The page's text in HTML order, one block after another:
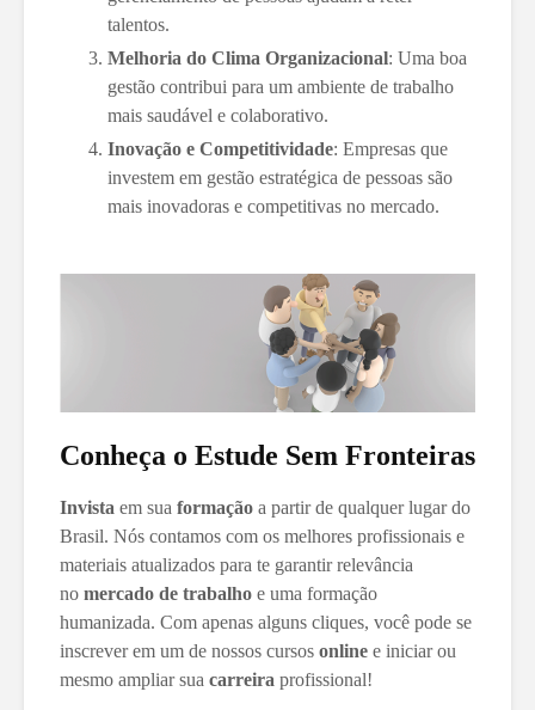
talentos.
Melhoria do Clima Organizacional: Uma boa
gestão contribui para um ambiente de trabalho
mais saudável e colaborativo.
Inovação e Competitividade: Empresas que
investem em gestão estratégica de pessoas são
mais inovadoras e competitivas no mercado.
Conheça o Estude Sem Fronteiras
Invista em sua formação a partir de qualquer lugar do
Brasil. Nós contamos com os melhores profissionais e
materiais atualizados para te garantir relevância
no mercado de trabalho e uma formação
humanizada. Com apenas alguns cliques, você pode se
inscrever em um de nossos cursos online e iniciar ou
mesmo ampliar sua carreira profissional!